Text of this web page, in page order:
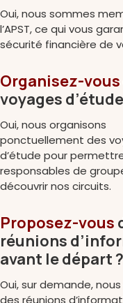
Oui, nous sommes
l’APST, ce qui vous
sécurité financière de
Organisez-vous
voyages
Oui, nous organisons
ponctuellement des
d’étude pour
responsables de
découvrir nos circuits.
Proposez-vous
réunions
avant le départ ?
Oui, sur demande,
des réunions